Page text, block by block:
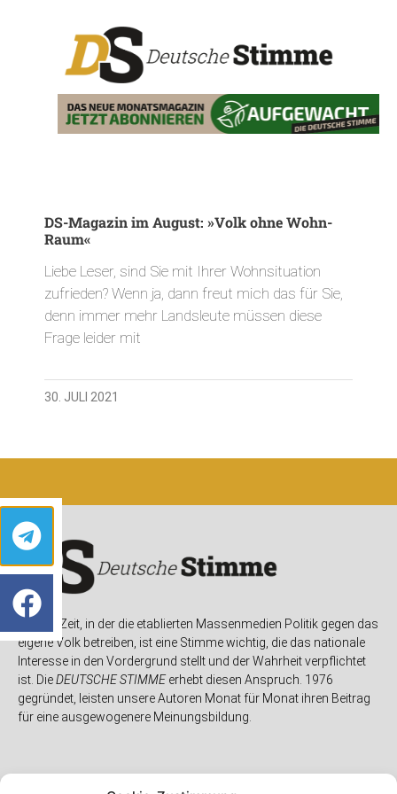
DS-Magazin im August: »Volk ohne Wohn-
Raum«
Liebe Leser, sind Sie mit Ihrer Wohnsituation
zufrieden? Wenn ja, dann freut mich das für Sie,
denn immer mehr Landsleute müssen diese
Frage leider mit
30. JULI 2021
In einer Zeit, in der die etablierten Massenmedien Politik gegen das
eigene Volk betreiben, ist eine Stimme wichtig, die das nationale
Interesse in den Vordergrund stellt und der Wahrheit verpflichtet
ist. DieDEUTSCHE STIMMEerhebt diesen Anspruch. 1976
gegründet, leisten unsere Autoren Monat für Monat ihren Beitrag
für eine ausgewogenere Meinungsbildung.